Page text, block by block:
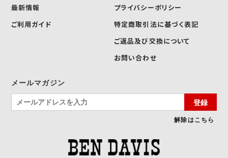
最新情報
ご利用ガイド
プライバシーポリシー
特定商取引法に基づく表記
ご返品及び交換について
お問い合わせ
メールマガジン
登録
解除はこちら